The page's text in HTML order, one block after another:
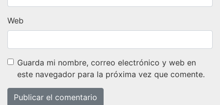
Web
Guarda mi nombre, correo electrónico y web en
este navegador para la próxima vez que comente.